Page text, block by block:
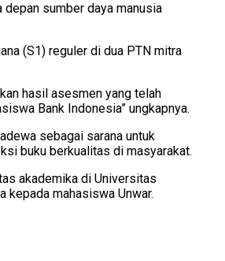
sumber daya manusia
(S1) reguler di dua PTN mitra
hasil asesmen yang telah
Bank Indonesia” ungkapnya.
sebagai sarana untuk
buku berkualitas di masyarakat.
akademika di Universitas
kepada mahasiswa Unwar.